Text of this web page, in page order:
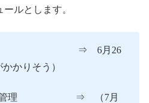
ルとします。
管理 ⇒ 6月26
かりそう）
財務管理 ⇒ （7月